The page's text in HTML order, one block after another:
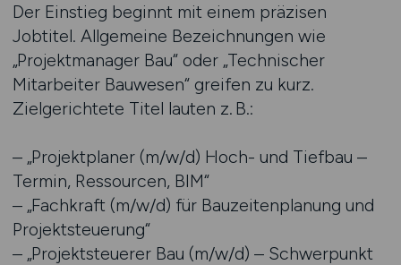
Der Einstieg beginnt mit einem präzisen
Jobtitel. Allgemeine Bezeichnungen wie
„Projektmanager Bau“ oder „Technischer
Mitarbeiter Bauwesen“ greifen zu kurz.
Zielgerichtete Titel lauten z. B.:
– „Projektplaner (m/w/d) Hoch- und Tiefbau –
Termin, Ressourcen, BIM“
– „Fachkraft (m/w/d) für Bauzeitenplanung und
Projektsteuerung“
– „Projektsteuerer Bau (m/w/d) – Schwerpunkt